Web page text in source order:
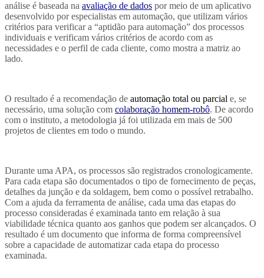
análise é baseada na avaliação de dados por meio de um aplicativo
desenvolvido porespecialistas em automação, que utilizam vários
critérios para verificar a “aptidão para automação” dos processos
individuais e verificam vários critérios de acordo com as
necessidades e o perfil de cada cliente, como mostra a matriz ao
lado.
O resultado é a recomendação de automação total ou parcial e, se
necessário, uma solução com colaboração homem-robô. De acordo
com o instituto, a metodologia já foi utilizada em mais de 500
projetos de clientes em todo o mundo.
Durante uma APA, os processos são registrados cronologicamente.
Para cada etapa são documentados o tipo de fornecimento de peças,
detalhes da junção e da soldagem, bem como o possível retrabalho.
Com a ajuda da ferramenta de análise, cada uma das etapas do
processo consideradas é examinada tanto em relação à sua
viabilidade técnica quanto aos ganhos que podem ser alcançados. O
resultado é um documento que informa de forma compreensível
sobre a capacidade de automatizar cada etapa do processo
examinada.